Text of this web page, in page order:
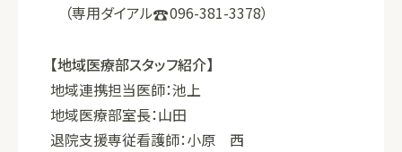
（専用ダイアル
096-381-3378）
【地域医療部スタッフ紹介】
地域連携担当医師：池上
地域医療部室長：山田
退院支援専従看護師：小原 西